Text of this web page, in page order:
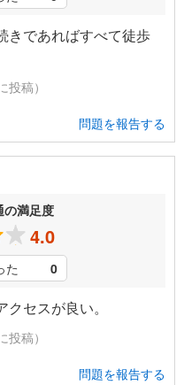
きであればすべて徒歩
稿）
問題を報告する
の満足度
4.0
た 0
セスが良い。
稿）
問題を報告する